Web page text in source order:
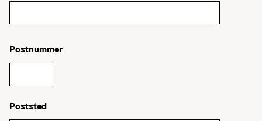
Postnummer
Poststed